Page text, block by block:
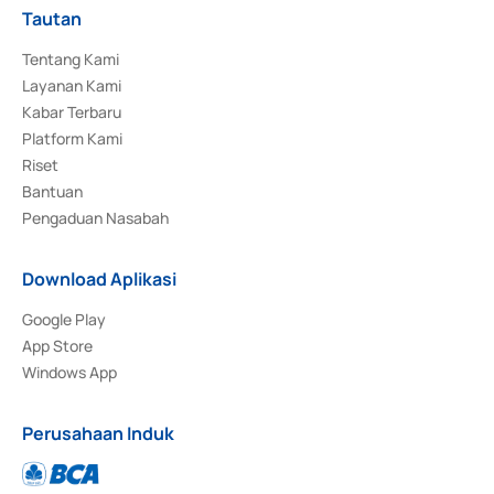
Tautan
Tentang Kami
Layanan Kami
Kabar Terbaru
Platform Kami
Riset
Bantuan
Pengaduan Nasabah
Download Aplikasi
Google Play
App Store
Windows App
Perusahaan Induk